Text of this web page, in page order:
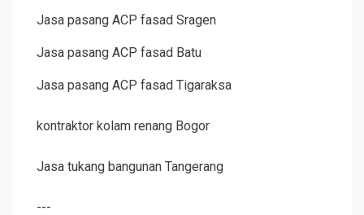
Jasa pasang ACP fasad Sragen
Jasa pasang ACP fasad Batu
Jasa pasang ACP fasad Tigaraksa
kontraktor kolam renang Bogor
Jasa tukang bangunan Tangerang
---